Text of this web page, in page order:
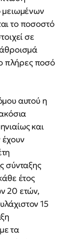
μειωμένων
το ποσοστό
σε
πλήρες ποσό
αυτού η
και
σύνταξης
έτος
20 ετών,
15
τα